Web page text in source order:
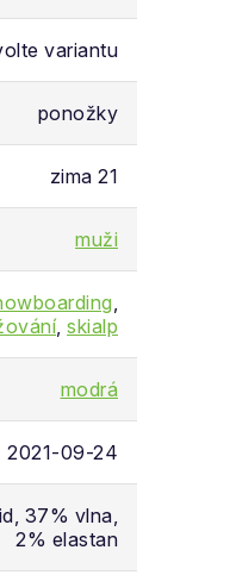
variantu
ponožky
zima 21
muži
,
, skialp
modrá
2021-09-24
37% vlna,
2% elastan